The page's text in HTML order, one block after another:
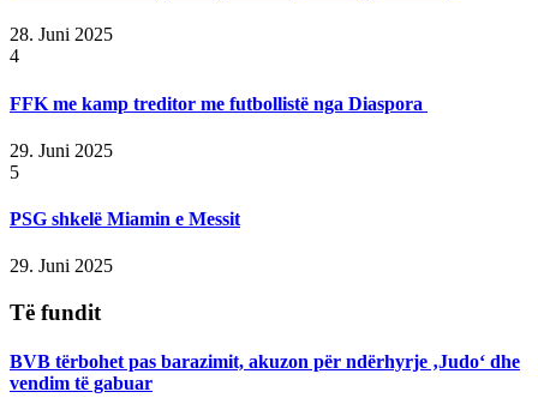
28. Juni 2025
4
FFK me kamp treditor me futbollistë nga Diaspora
29. Juni 2025
5
PSG shkelë Miamin e Messit
29. Juni 2025
Të fundit
BVB tërbohet pas barazimit, akuzon për ndërhyrje ‚Judo‘ dhe
vendim të gabuar